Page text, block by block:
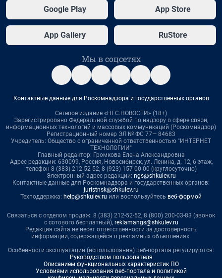
Google Play App Store
App Gallery RuStore
Мы в соцсетях
Контактные данные для Роскомнадзора и государственных органов
Сетевое издание «НГС.НОВОСТИ» (18+)
Зарегистрировано Федеральной службой по надзору в сфере связи,
информационных технологий и массовых коммуникаций (Роскомнадзор)
Регистрационный номер ЭЛ № ФС 77— 84683
Учредитель: Общество с ограниченной ответственностью "ИНТЕРНЕТ
ТЕХНОЛОГИИ"
Главный редактор: Громкова Елена Александровна
Адрес редакции: 630099, Россия, Новосибирск, ул. Ленина, д. 12, 6 этаж,
телефон 8 (383) 212-52-52, 8 (923) 157-00-00 (круглосуточно)
Электронный адрес редакции: ngs@shkulev.ru
Контактные данные для Роскомнадзора и государственных органов:
juristnsk@shkulev.ru
Техподдержка: help@shkulev.ru или воспользуйтесь веб-формой
Связаться с отделом продаж: 8 (383) 212-52-52, 8 (800) 200-03-83 (звонок
с сотового бесплатный), reklamangs@shkulev.ru
Редакция сайта не несет ответственности за достоверность
информации, содержащейся в рекламных объявлениях.
Особенности эксплуатации (использования) веб-портала регулируются:
Руководством пользователя
Описанием функциональных характеристик ПО
Условиями использования веб-портала и политикой